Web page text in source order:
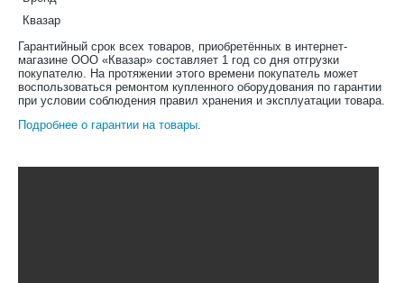
Квазар
Гарантийный срок всех товаров, приобретённых в интернет-
магазине ООО «Квазар» составляет 1 год со дня отгрузки
покупателю. На протяжении этого времени покупатель может
воспользоваться ремонтом купленного оборудования по гарантии
при условии соблюдения правил хранения и эксплуатации товара.
Подробнее о гарантии на товары.